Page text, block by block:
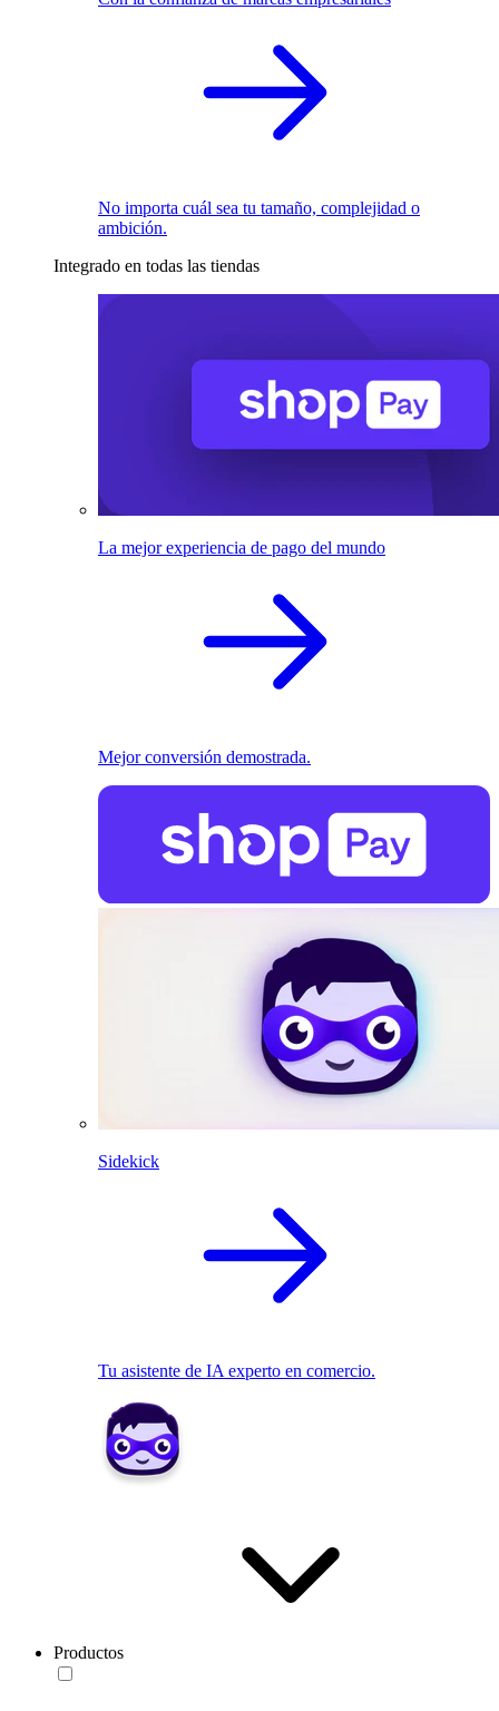
No importa cuál sea tu tamaño, complejidad o
ambición.
Integrado en todas las tiendas
La mejor experiencia de pago del mundo
Mejor conversión demostrada.
Sidekick
Tu asistente de IA experto en comercio.
Productos